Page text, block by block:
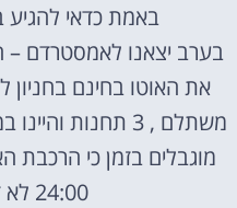
באמת כדאי להגיע
בערב יצאנו לאמסטרדם –
את האוטו בחינם בחניון
משתלם , 3 תחנות
24:00 לא זכור לי כרגע.